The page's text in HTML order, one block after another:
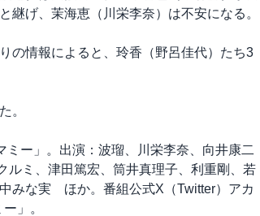
げ、茉海恵（川栄李奈）は不安になる。
の情報によると、玲香（野呂佳代）たち3
。
ー」。出演：波瑠、川栄李奈、向井康二
ルミ、津田篤宏、筒井真理子、利重剛、若
みな実 ほか。番組公式X（Twitter）アカ
」。